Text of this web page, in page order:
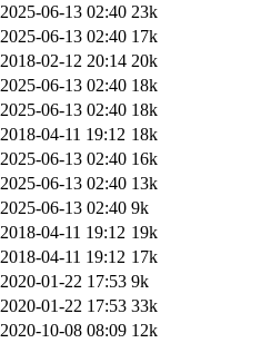
2025-06-13 02:40 23k
2025-06-13 02:40 17k
2018-02-12 20:14 20k
2025-06-13 02:40 18k
2025-06-13 02:40 18k
2018-04-11 19:12 18k
2025-06-13 02:40 16k
2025-06-13 02:40 13k
2025-06-13 02:40 9k
2018-04-11 19:12 19k
2018-04-11 19:12 17k
2020-01-22 17:53 9k
2020-01-22 17:53 33k
2020-10-08 08:09 12k